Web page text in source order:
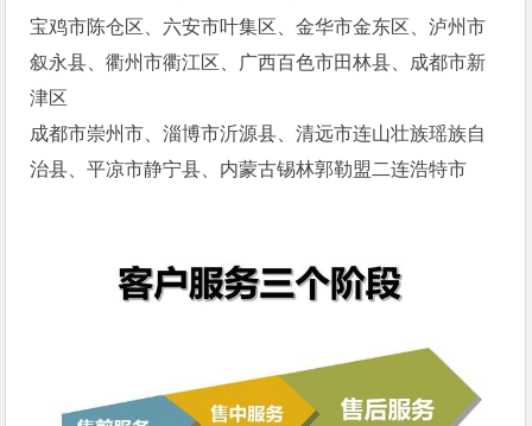
宝鸡市陈仓区、六安市叶集区、金华市金东区、泸州市
叙永县、衢州市衢江区、广西百色市田林县、成都市新
津区
成都市崇州市、淄博市沂源县、清远市连山壮族瑶族自
治县、平凉市静宁县、内蒙古锡林郭勒盟二连浩特市